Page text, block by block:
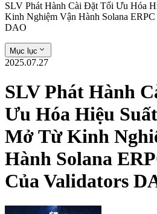
SLV Phát Hành Cài Đặt Tối Ưu Hóa
Kinh Nghiệm Vận Hành Solana
DAO
Mục lục
2025.07.27
SLV Phát Hành
Ưu Hóa Hiệu
Mở Từ Kinh
Hành Solana
Của Validators